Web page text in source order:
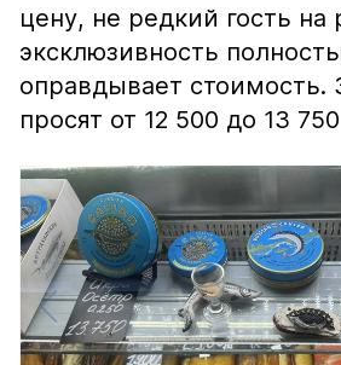
цену, не редкий гость на
эксклюзивность
оправдывает стоимость.
просят от 12 500 до 13